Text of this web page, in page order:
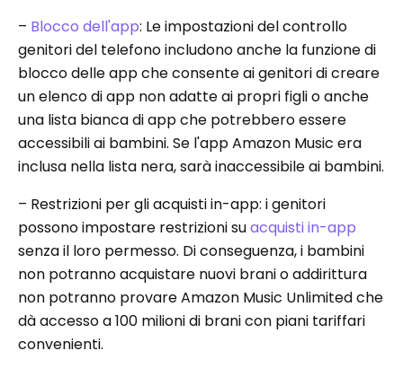
– Blocco dell'app: Le impostazioni del controllo
genitori del telefono includono anche la funzione di
blocco delle app che consente ai genitori di creare
un elenco di app non adatte ai propri figli o anche
una lista bianca di app che potrebbero essere
accessibili ai bambini. Se l'app Amazon Music era
inclusa nella lista nera, sarà inaccessibile ai bambini.
– Restrizioni per gli acquisti in-app: i genitori
possono impostare restrizioni suacquisti in-app
senza il loro permesso. Di conseguenza, i bambini
non potranno acquistare nuovi brani o addirittura
non potranno provare Amazon Music Unlimited che
dà accesso a 100 milioni di brani con piani tariffari
convenienti.